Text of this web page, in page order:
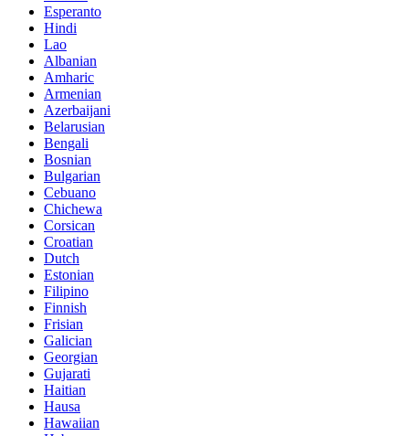
Esperanto
Hindi
Lao
Albanian
Amharic
Armenian
Azerbaijani
Belarusian
Bengali
Bosnian
Bulgarian
Cebuano
Chichewa
Corsican
Croatian
Dutch
Estonian
Filipino
Finnish
Frisian
Galician
Georgian
Gujarati
Haitian
Hausa
Hawaiian